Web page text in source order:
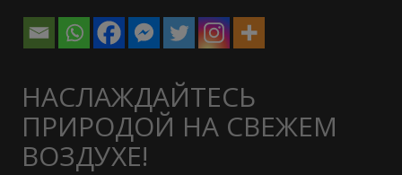
НАСЛАЖДАЙТЕСЬ
ПРИРОДОЙ НА СВЕЖЕМ
ВОЗДУХЕ!